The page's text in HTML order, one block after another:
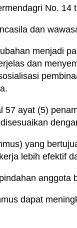
No. 14
dan
menjadi
dan
57 ayat (5)
yang
lebih efektif
anggota
dapat